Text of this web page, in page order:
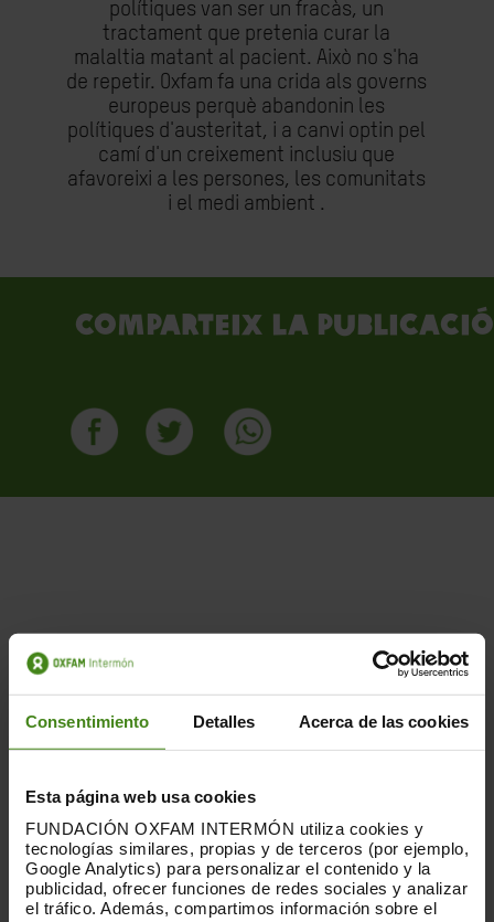
Consentimiento Detalles Acerca de las cookies
Esta página web usa cookies
FUNDACIÓN OXFAM INTERMÓN utiliza cookies y
tecnologías similares, propias y de terceros (por ejemplo,
Google Analytics) para personalizar el contenido y la
publicidad, ofrecer funciones de redes sociales y analizar
el tráfico. Además, compartimos información sobre el
polítiques van ser un fracàs, un
tractament que pretenia curar la
malaltia matant al pacient. Això no s'ha
de repetir. Oxfam fa una crida als governs
europeus perquè abandonin les
polítiques d'austeritat, i a canvi optin pel
camí d'un creixement inclusiu que
afavoreixi a les persones, les comunitats
i el medi ambient .
Comparteix la publicació
Publicacions Relacionades